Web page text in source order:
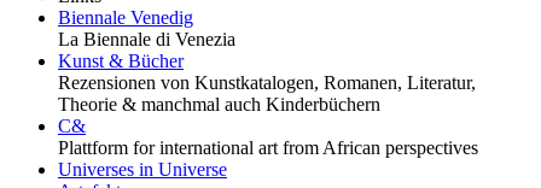
Biennale Venedig
La Biennale di Venezia
Kunst & Bücher
Rezensionen von Kunstkatalogen, Romanen, Literatur,
Theorie & manchmal auch Kinderbüchern
C&
Plattform for international art from African perspectives
Universes in Universe